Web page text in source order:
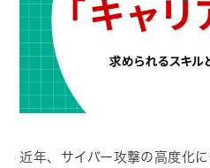
近年、サイバー攻撃の高度化